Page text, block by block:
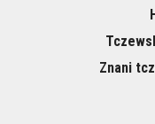
Znani